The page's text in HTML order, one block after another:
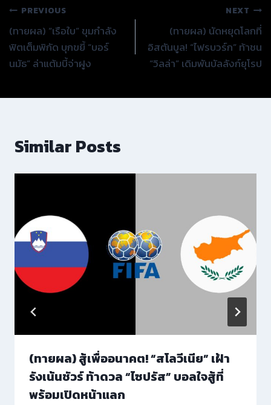
แนะแนว
เรื่อง
PREVIOUS
(ทายผล) “เรือใบ” ขุมกำลัง
ฟิตเต็มพิกัด บุกขยี้ “บอร์
นมัธ” ล่าแต้มบี้จ่าฝูง
NEXT
(ทายผล) นัดหยุดโลกที่
อิสตันบูล! “ไฟรบวร์ก” ท้าชน
“วิลล่า” เดิมพันบัลลังก์ยุโรป
Similar Posts
(ทายผล) สู้เพื่ออนาคต! “สโลวีเนีย” เฝ้า
รังเน้นชัวร์ ท้าดวล “ไซปรัส” บอลใจสู้ที่
พร้อมเปิดหน้าแลก